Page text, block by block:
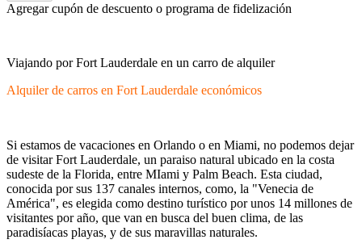
Agregar cupón de descuento o programa de fidelización
Viajando por Fort Lauderdale en un carro de alquiler
Alquiler de carros en Fort Lauderdale económicos
Si estamos de vacaciones en Orlando o en Miami, no podemos dejar
de visitar Fort Lauderdale, un paraiso natural ubicado en la costa
sudeste de la Florida, entre MIami y Palm Beach. Esta ciudad,
conocida por sus 137 canales internos, como, la "Venecia de
América", es elegida como destino turístico por unos 14 millones de
visitantes por año, que van en busca del buen clima, de las
paradisíacas playas, y de sus maravillas naturales.